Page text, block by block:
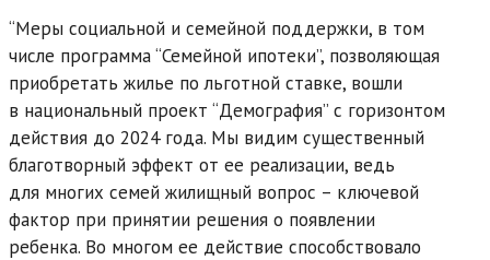
“Меры социальной и семейной поддержки, в том
числе программа “Семейной ипотеки”, позволяющая
приобретать жилье по льготной ставке, вошли
в национальный проект “Демография” с горизонтом
действия до 2024 года. Мы видим существенный
благотворный эффект от ее реализации, ведь
для многих семей жилищный вопрос – ключевой
фактор при принятии решения о появлении
ребенка. Во многом ее действие способствовало